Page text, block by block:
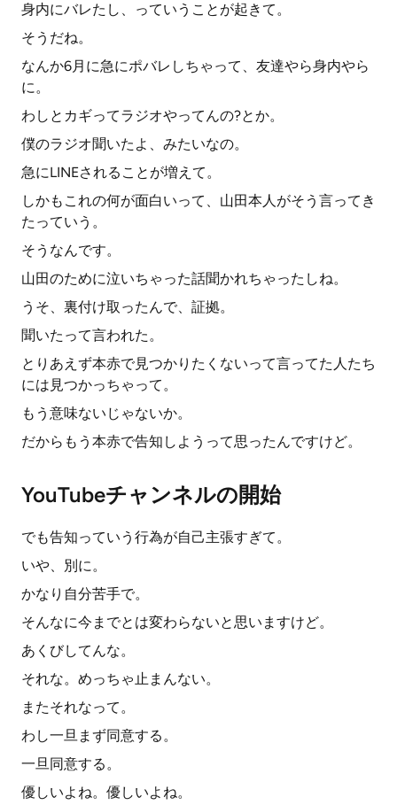
身内にバレたし、っていうことが起きて。
そうだね。
なんか6月に急にポバレしちゃって、友達やら身内やら
に。
わしとカギってラジオやってんの?とか。
僕のラジオ聞いたよ、みたいなの。
急にLINEされることが増えて。
しかもこれの何が面白いって、山田本人がそう言ってき
たっていう。
そうなんです。
山田のために泣いちゃった話聞かれちゃったしね。
うそ、裏付け取ったんで、証拠。
聞いたって言われた。
とりあえず本赤で見つかりたくないって言ってた人たち
には見つかっちゃって。
もう意味ないじゃないか。
だからもう本赤で告知しようって思ったんですけど。
YouTubeチャンネルの開始
でも告知っていう行為が自己主張すぎて。
いや、別に。
かなり自分苦手で。
そんなに今までとは変わらないと思いますけど。
あくびしてんな。
それな。めっちゃ止まんない。
またそれなって。
わし一旦まず同意する。
一旦同意する。
優しいよね。優しいよね。